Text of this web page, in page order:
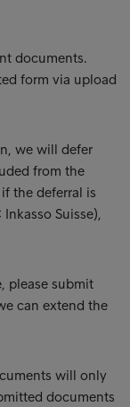
documents.
form via upload
we will defer
from the
the deferral is
Suisse),
please submit
can extend the
will only
documents